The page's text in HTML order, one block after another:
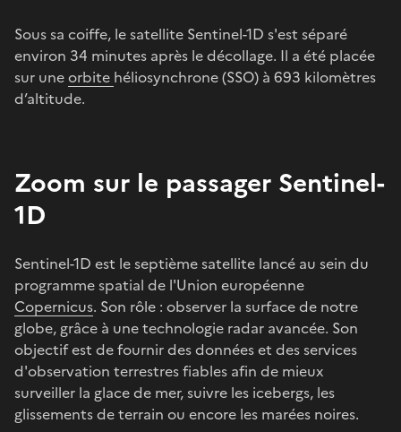
Sous sa coiffe, le satellite Sentinel-1D s'est séparé
environ 34 minutes après le décollage. Il a été placée
sur uneorbite héliosynchrone (SSO) à 693 kilomètres
d’altitude.
Zoom sur le passager Sentinel-
1D
Sentinel-1D est le septième satellite lancé au sein du
programme spatial de l'Union européenne
Copernicus. Son rôle : observer la surface de notre
globe, grâce à une technologie radar avancée. Son
objectif est de fournir des données et des services
d'observation terrestres fiables afin de mieux
surveiller la glace de mer, suivre les icebergs, les
glissements de terrain ou encore les marées noires.